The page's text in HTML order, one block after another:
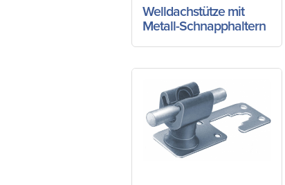
Welldachstütze mit
Metall-Schnapphaltern